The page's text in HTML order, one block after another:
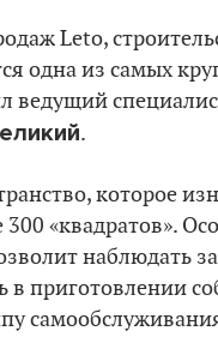
Leto,
одна из самых
.
которое
«квадратов».
наблюдать
в приготовлении